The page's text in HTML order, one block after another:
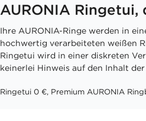
AURONIA
Ihre AURONIA-Ringe werden in
hochwertig verarbeiteten weißen
Ringetui wird in einer diskreten
keinerlei Hinweis auf den Inhalt
Ringetui 0 €, Premium AURONIA